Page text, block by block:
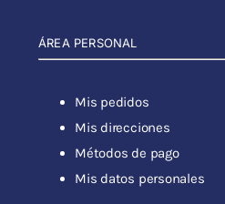
ÁREA PERSONAL
Mis pedidos
Mis direcciones
Métodos de pago
Mis datos personales